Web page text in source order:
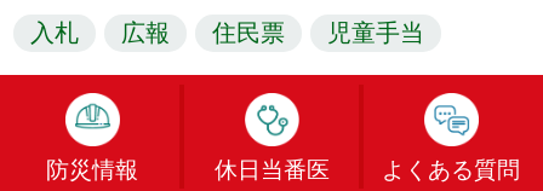
入札 広報 住民票 児童手当
防災情報 休日当番医 よくある質問